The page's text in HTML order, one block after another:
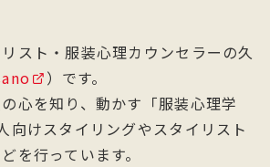
スト・服装心理カウンセラーの久
）です。
心を知り、動かす「服装心理学
向けスタイリングやスタイリスト
を行っています。